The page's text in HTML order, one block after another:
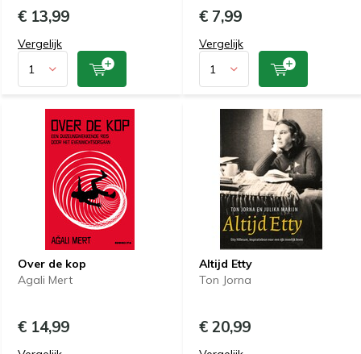
€ 13,99
Vergelijk
€ 7,99
Vergelijk
Over de kop
Agali Mert
€ 14,99
Altijd Etty
Ton Jorna
€ 20,99